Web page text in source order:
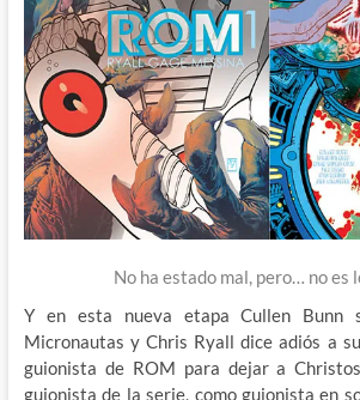
No ha estado mal, pero… no es
Y en esta nueva etapa Cullen Bunn
Micronautas y Chris Ryall dice adiós a
guionista de ROM para dejar a
guionista de la serie, como guionista en